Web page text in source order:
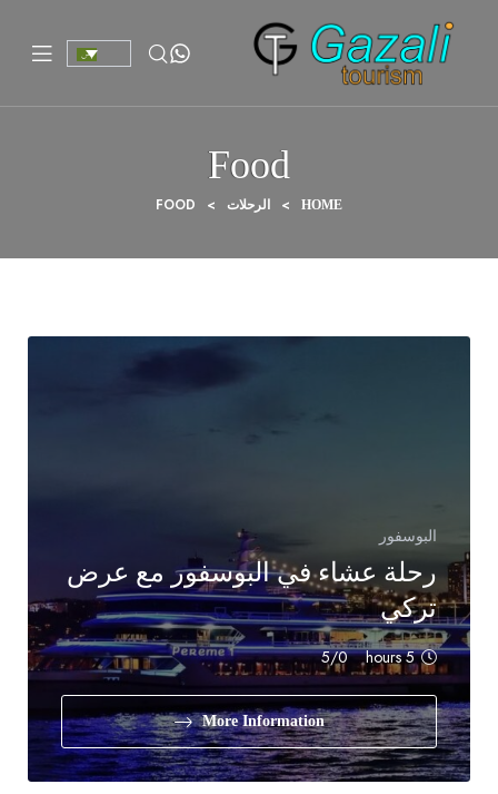
Food
HOME
> الرحلات >
FOOD
البوسفور
رحلة عشاء في البوسفور مع عرض
تركي
5 hours
0
/5
More Information